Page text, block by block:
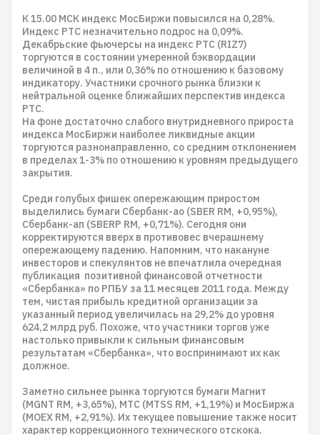
К 15.00 МСК индекс МосБиржи повысился на 0,28%.
Индекс РТС незначительно подрос на 0,09%.
Декабрьские фьючерсы на индекс РТС (RIZ7)
торгуются в состоянии умеренной бэквордации
величиной в 4 п., или 0,36% по отношению к базовому
индикатору. Участники срочного рынка близки к
нейтральной оценке ближайших перспектив индекса
РТС.
На фоне достаточно слабого внутридневного прироста
индекса МосБиржи наиболее ликвидные акции
торгуются разнонаправленно, со средним отклонением
в пределах 1-3% по отношению к уровням предыдущего
закрытия.
Среди голубых фишек опережающим приростом
выделились бумаги Сбербанк-ао (SBER RM, +0,95%),
Сбербанк-ап (SBERP RM, +0,71%). Сегодня они
корректируются вверх в противовес вчерашнему
опережающему падению. Напомним, что накануне
инвесторов и спекулянтов не впечатлила очередная
публикация позитивной финансовой отчетности
«Сбербанка» по РПБУ за 11 месяцев 2011 года. Между
тем, чистая прибыль кредитной организации за
указанный период увеличилась на 29,2% до уровня
624,2 млрд руб. Похоже, что участники торгов уже
настолько привыкли к сильным финансовым
результатам «Сбербанка», что воспринимают их как
должное.
Заметно сильнее рынка торгуются бумаги Магнит
(MGNТ RM, +3,65%), МТС (MTSS RM, +1,19%) и МосБиржа
(MOEX RM, +2,91%). Их текущее повышение также носит
характер коррекционного технического отскока.